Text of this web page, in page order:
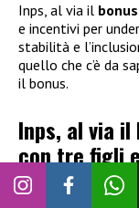
Inps, al via il
e incentivi per
stabilità e
quello che c’è da
il bonus.
Inps, al via il
con tre figli